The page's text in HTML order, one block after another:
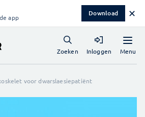
app Download ✕
Menu
Zoeken Inloggen
voor dwarslaesiepatiënt